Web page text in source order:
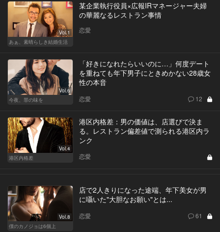
Vol.1
あぁ、素晴らしき結婚生活
某企業執行役員×広報IRマネージャー夫婦
の華麗なるレストラン事情
恋愛
Vol.6
今夜、罪の味を
「好きになれたらいいのに…」何度デート
を重ねても年下男子にときめかない28歳女
性の本音
恋愛 12
Vol.4
港区内格差
港区内格差：男の価値は、店選びで決ま
る。レストラン偏差値で測られる港区内ラ
ンク
恋愛
Vol.8
僕のカノジョは6個上
店で2人きりになった途端、年下美女が男
に囁いた"大胆なお願い"とは...
恋愛 61